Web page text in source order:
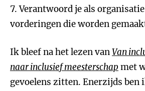
7. Verantwoord je als
vorderingen die worden
Ik bleef na het lezen vanVan
naar inclusief meesterschap met
gevoelens zitten. Enerzijds ben